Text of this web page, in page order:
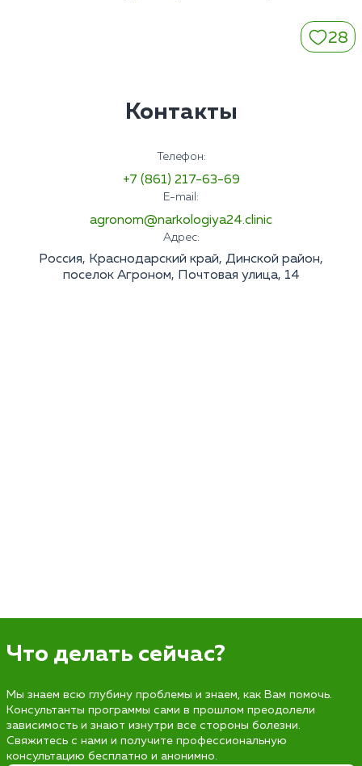
28
Контакты
Телефон:
+7 (861) 217-63-69
E-mail:
agronom@narkologiya24.clinic
Адрес:
Россия, Краснодарский край, Динской район,
поселок Агроном, Почтовая улица, 14
Что делать сейчас?
Мы знаем всю глубину проблемы и знаем, как Вам помочь.
Консультанты программы сами в прошлом преодолели
зависимость и знают изнутри все стороны болезни.
Свяжитесь с нами и получите профессиональную
консультацию бесплатно и анонимно.